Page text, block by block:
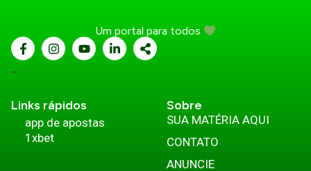
Um portal para todos
...
Links rápidos
app de apostas
1xbet
Sobre
SUA MATÉRIA AQUI
CONTATO
ANUNCIE